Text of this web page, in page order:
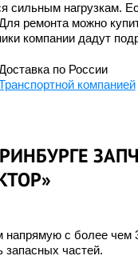
сильным нагрузкам.
ремонта можно
компании дадут
по России
компанией
с более чем
запасных частей.